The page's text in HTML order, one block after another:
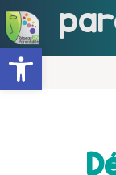
Ouvrir la barre d’outils